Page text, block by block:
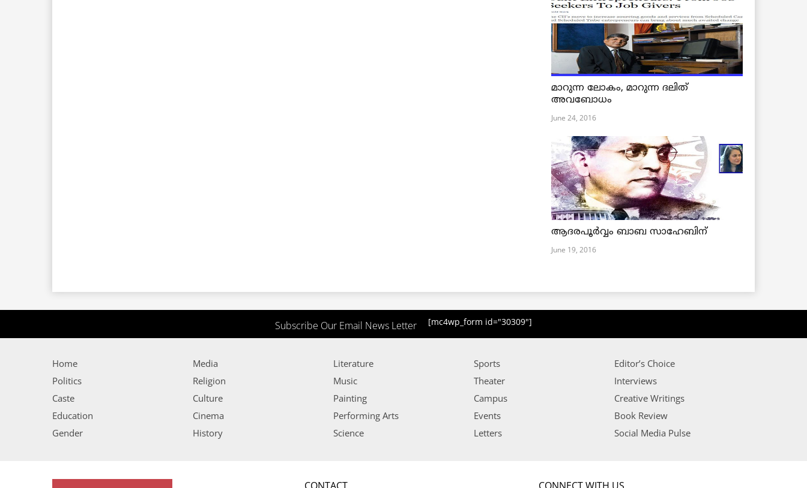
മാറുന്ന ലോകം, മാറുന്ന ദലിത്
അവബോധം
June 24, 2016
ആദരപൂര്‍വ്വം ബാബ സാഹേബിന്
June 19, 2016
Subscribe Our Email News Letter [mc4wp_form id="30309"]
Home
Politics
Caste
Education
Gender
Media
Religion
Culture
Cinema
History
Literature
Music
Painting
Performing Arts
Science
Sports
Theater
Campus
Events
Letters
Editor’s Choice
Interviews
Creative Writings
Book Review
Social Media Pulse